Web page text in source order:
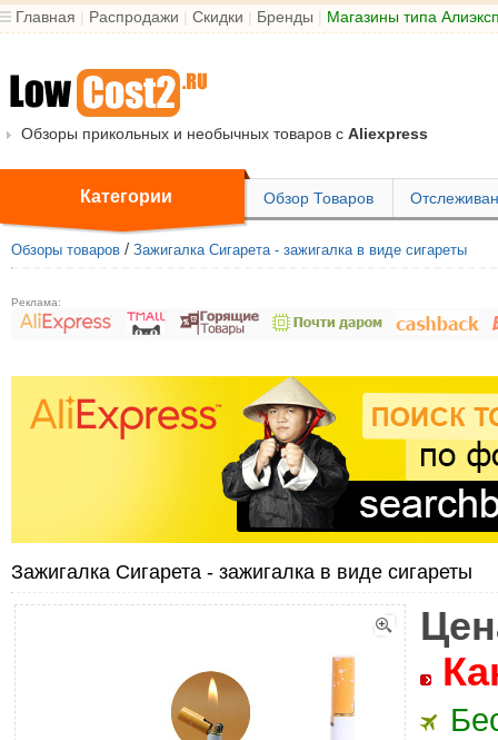
Главная | Распродажи | Скидки | Бренды | Магазины типа
Обзоры прикольных и необычных товаров с Aliexpress
Категории Обзор Товаров
Обзоры товаров / Зажигалка Сигарета - зажигалка в виде сигареты
Реклама:
Зажигалка Сигарета - зажигалка в виде сигареты